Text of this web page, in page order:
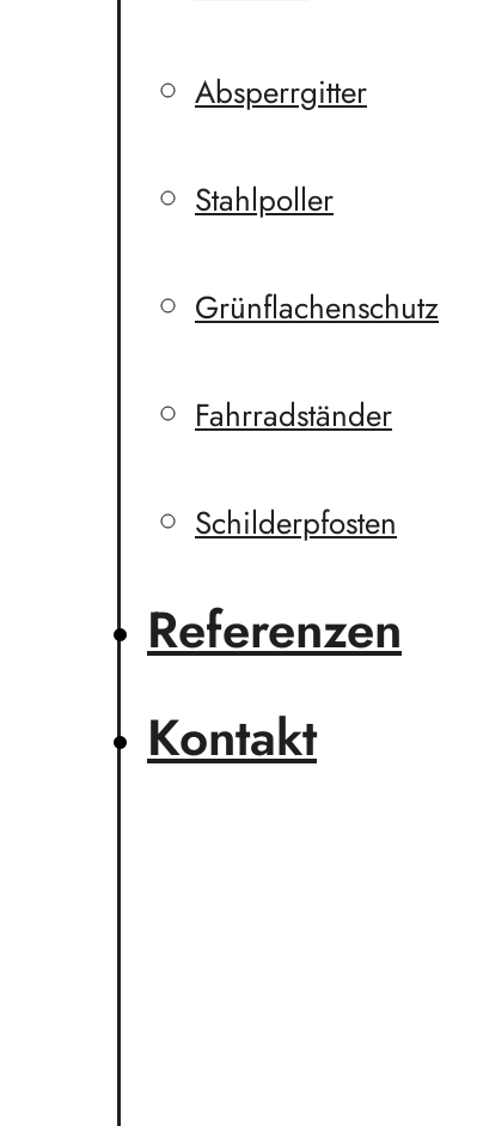
Absperrgitter
Stahlpoller
Grünflachenschutz
Fahrradständer
Schilderpfosten
Referenzen
Kontakt